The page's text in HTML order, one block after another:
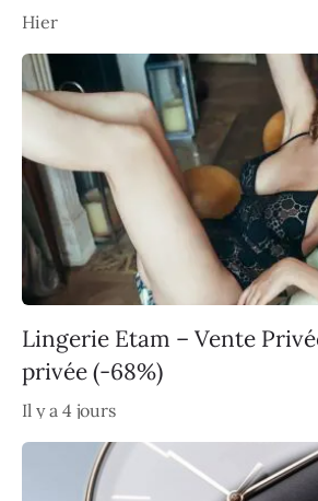
Hier
Lingerie Etam – Vente
privée (-68%)
Il y a 4 jours